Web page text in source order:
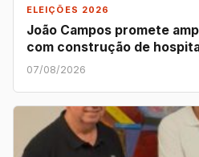
ELEIÇÕES 2026
João Campos promete
com construção de
07/08/2026